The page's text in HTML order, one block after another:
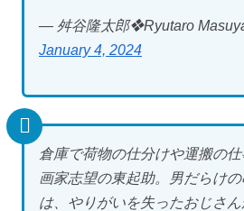
— 舛谷隆太郎❖Ryutaro
January 4, 2024
倉庫で荷物の仕分けや運搬の
画家志望の東起助。男だらけ
は、やりがいを失ったおじさ